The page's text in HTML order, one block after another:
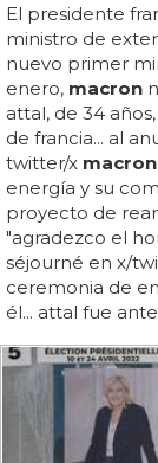
El presidente
ministro de
nuevo primer
enero, macron
attal, de 34
de francia... al
twitter/x macron
energía y su
proyecto de
"agradezco el
séjourné en x/
ceremonia de
él... attal fue